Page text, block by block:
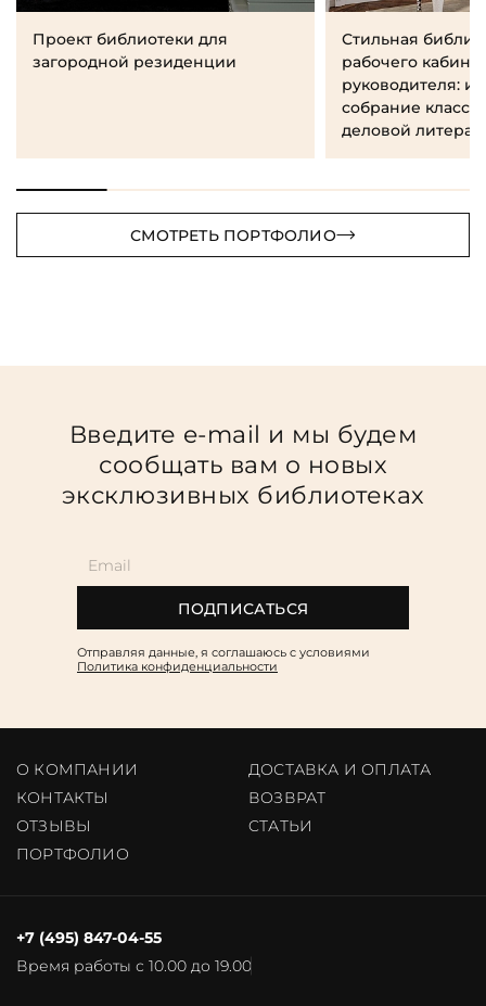
Проект библиотеки для
загородной резиденции
Стильная
рабочего
руководителя:
собрание
деловой
СМОТРЕТЬ ПОРТФОЛИО
Введите e-mail и мы будем
сообщать вам о новых
эксклюзивных библиотеках
ПОДПИСАТЬСЯ
Отправляя данные, я соглашаюсь c условиями
Политика конфиденциальности
О КОМПАНИИ
ДОСТАВКА И ОПЛАТА
КОНТАКТЫ
ВОЗВРАТ
ОТЗЫВЫ
CТАТЬИ
ПОРТФОЛИО
Время работы с 10.00 до 19.00
+7 (495) 847-04-55